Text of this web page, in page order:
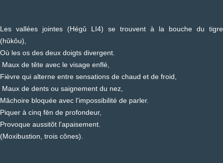
Les vallées jointes (Hégǔ LI4) se trouvent à la bouche du tigre
(hǔkǒu),
Où les os des deux doigts divergent.
Maux de tête avec le visage enflé,
Fièvre qui alterne entre sensations de chaud et de froid,
Maux de dents ou saignement du nez,
Mâchoire bloquée avec l'impossibilité de parler.
Piquer à cinq fēn de profondeur,
Provoque aussitôt l'apaisement.
(Moxibustion, trois cônes).